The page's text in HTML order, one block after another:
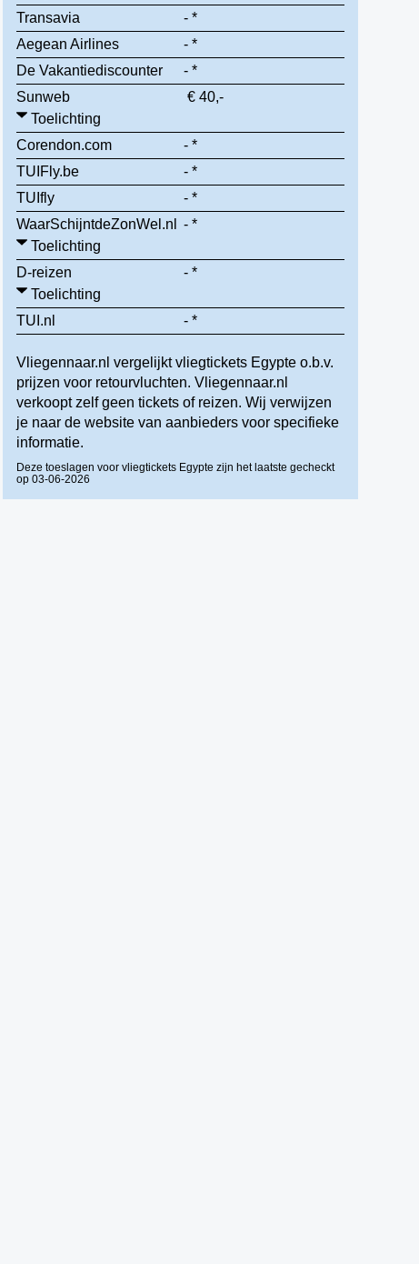
Transavia
- *
Aegean Airlines
- *
De Vakantiediscounter
- *
Sunweb
€ 40,-
Toelichting
Corendon.com
- *
TUIFly.be
- *
TUIfly
- *
WaarSchijntdeZonWel.nl
- *
Toelichting
D-reizen
- *
Toelichting
TUI.nl
- *
Vliegennaar.nl vergelijkt vliegtickets Egypte o.b.v.
prijzen voor retourvluchten. Vliegennaar.nl
verkoopt zelf geen tickets of reizen. Wij verwijzen
je naar de website van aanbieders voor specifieke
informatie.
Deze toeslagen voor vliegtickets Egypte zijn het laatste gecheckt
op 03-06-2026